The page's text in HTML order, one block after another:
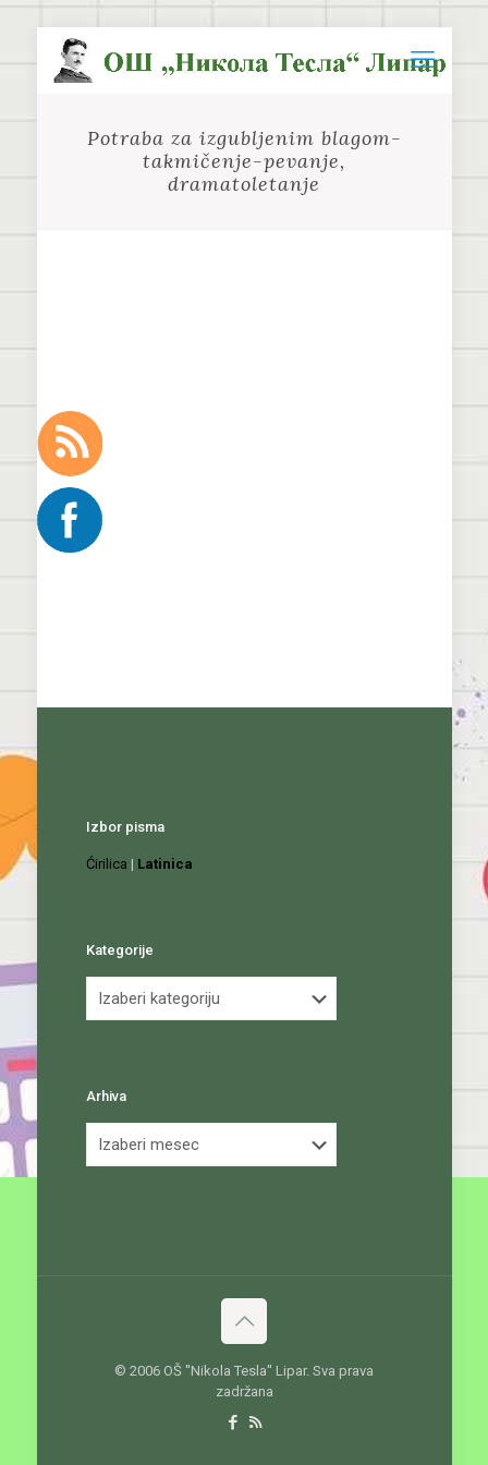
Potraba za izgubljenim blagom-
takmičenje-pevanje,
dramatoletanje
Izbor pisma
Ćirilica | Latinica
Kategorije
Arhiva
© 2006 OŠ ''Nikola Tesla'' Lipar. Sva prava
zadržana